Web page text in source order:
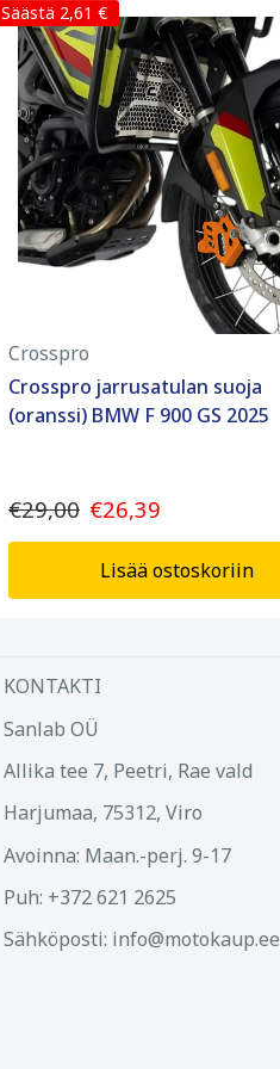
Säästä 2,61 €
Crosspro
Crosspro jarrusatulan suoja
(oranssi) BMW F 900 GS 2025
€29,00 €26,39
Lisää ostoskoriin
KONTAKTI
Sanlab OÜ
Allika tee 7, Peetri, Rae vald
Harjumaa, 75312, Viro
Avoinna: Maan.-perj. 9-17
Puh: +372 621 2625
Sähköposti: info@motokaup.ee